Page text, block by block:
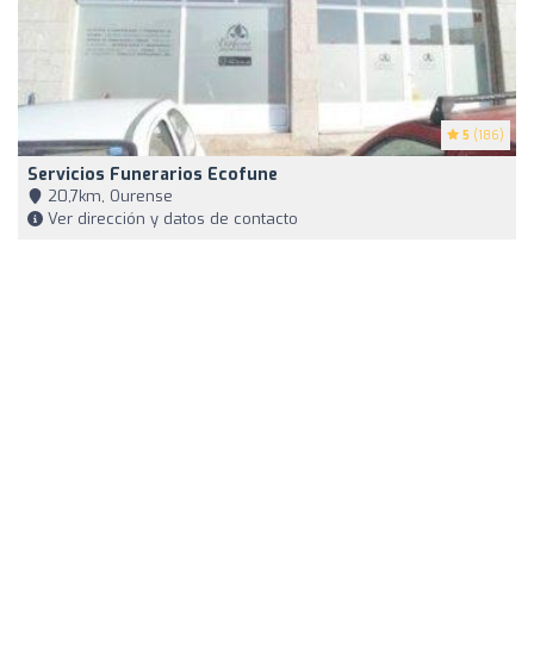
5 (186)
Servicios Funerarios Ecofune
20,7km, Ourense
Ver dirección y datos de contacto